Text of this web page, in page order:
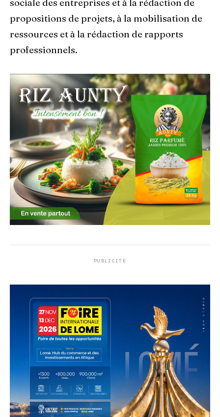
sociale des entreprises et à la rédaction de
propositions de projets, à la mobilisation de
ressources et à la rédaction de rapports
professionnels.
PUBLICITÉ